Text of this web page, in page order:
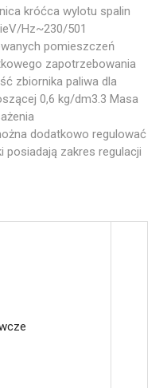
króćca wylotu spalin
Hz~230/501
pomieszczeń
zapotrzebowania
zbiornika paliwa dla
0,6 kg/dm3.3 Masa
dodatkowo regulować
posiadają zakres regulacji